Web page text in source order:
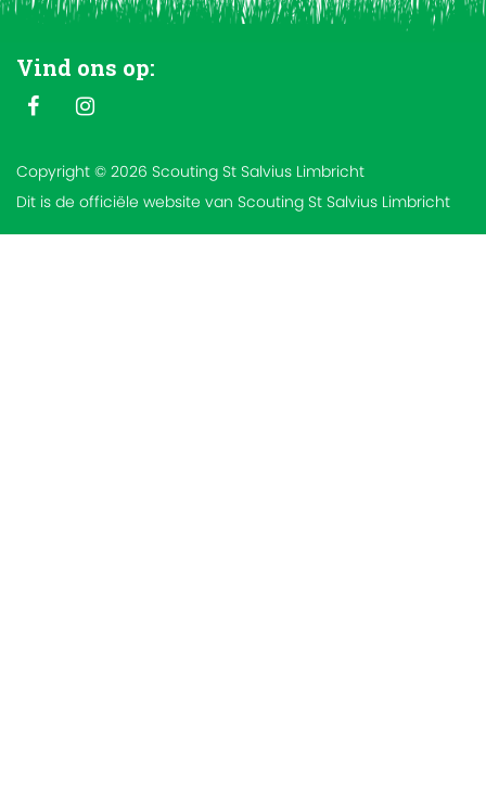
Vind ons op:
Copyright © 2026 Scouting St Salvius Limbricht
Dit is de officiële website van Scouting St Salvius Limbricht